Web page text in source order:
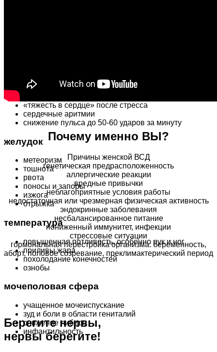
скачки давления
ноющая
«тяжесть в сердце» после стресса
сердечные аритмии
снижение пульса до 50-60 ударов за минуту
желудок
метеоризм
тошнота
рвота
поносы и запоры
изжога
отрыжка
температура
повышенная потливость, особенно рук и ног
приливы жара
похолодание конечностей
ознобы
мочеполовая сфера
учащенное мочеиспускание
зуд и боли в области гениталий
снижение либидо
инфантильность
Почему именно ВЫ?
Причины женской ВСД
генетическая предрасположенность
аллергические реакции
вредные привычки
неблагоприятные условия работы
недостаточная или чрезмерная физическая активность
эндокринные заболевания
несбалансированное питание
пониженный иммунитет, инфекции
стрессовые ситуации
гормональная перестройка организма: беременность,
аборт, половое созревание, преклимактерический период
Берегите нервы,
нервы берегите!